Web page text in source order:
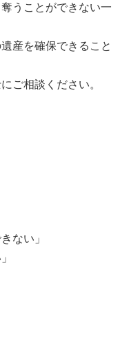
うことができない一
産を確保できること
ご相談ください。
ない」